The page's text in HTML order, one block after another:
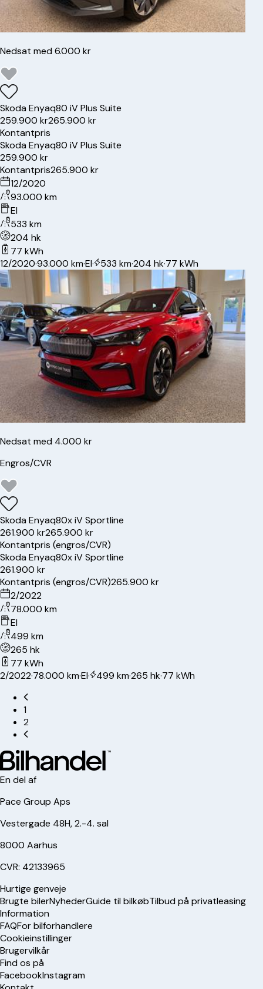
Nedsat med 6.000 kr
SkodaEnyaq80 iV Plus Suite
259.900 kr265.900 kr
Kontantpris
SkodaEnyaq80 iV Plus Suite
259.900 kr
Kontantpris265.900 kr
12/2020
93.000 km
El
533 km
204 hk
77 kWh
12/2020·93.000 km·El· 533 km·204 hk·77 kWh
Nedsat med 4.000 kr
Engros/CVR
SkodaEnyaq80x iV Sportline
261.900 kr265.900 kr
Kontantpris (engros/CVR)
SkodaEnyaq80x iV Sportline
261.900 kr
Kontantpris (engros/CVR)265.900 kr
2/2022
78.000 km
El
499 km
265 hk
77 kWh
2/2022·78.000 km·El· 499 km·265 hk·77 kWh
1
2
En del af
Pace Group Aps
Vestergade 48H, 2.-4. sal
8000 Aarhus
CVR: 42133965
Hurtige genveje
Brugte bilerNyhederGuide til bilkøbTilbud på privatleasing
Information
FAQFor bilforhandlere
Cookieinstillinger
Brugervilkår
Find os på
FacebookInstagram